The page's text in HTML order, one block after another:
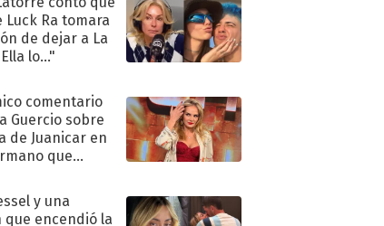
Luck Ra tomara
de dejar a La
lo..."
comentario
Guercio sobre
de Juanicar en
que
y una
que encendió la